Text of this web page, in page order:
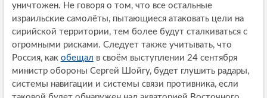
уничтожен. Не говоря о том, что все остальные
израильские самолёты, пытающиеся атаковать цели на
сирийской территории, тем более будут сталкиваться с
огромными рисками. Следует также учитывать, что
Россия, как обещал в своём выступлении 24 сентября
министр обороны Сергей Шойгу, будет глушить радары,
системы навигации и системы связи противника, если